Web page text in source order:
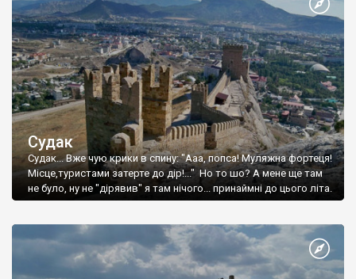
Судак
Судак... Вже чую крики в спину: "Ааа, попса! Муляжна фортеця!
Місце,туристами затерте до дір!..." Но то шо? А мене ще там
не було, ну не "дірявив" я там нічого... принаймні до цього літа.